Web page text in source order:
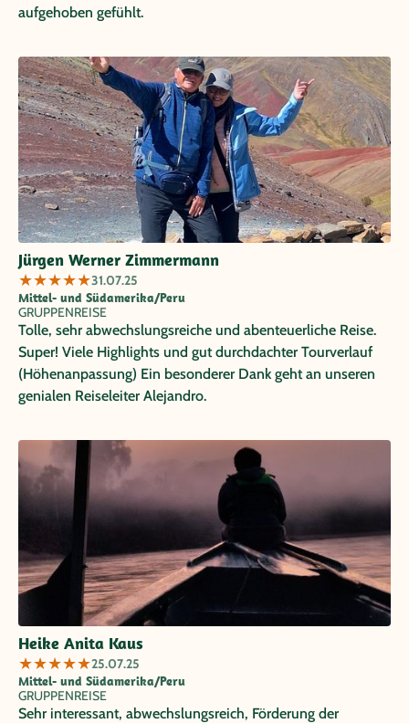
aufgehoben gefühlt.
Jürgen Werner Zimmermann
★★★★★31.07.25
Mittel- und Südamerika/Peru
GRUPPENREISE
Tolle, sehr abwechslungsreiche und abenteuerliche Reise.
Super! Viele Highlights und gut durchdachter Tourverlauf
(Höhenanpassung) Ein besonderer Dank geht an unseren
genialen Reiseleiter Alejandro.
Heike Anita Kaus
★★★★★25.07.25
Mittel- und Südamerika/Peru
GRUPPENREISE
Sehr interessant, abwechslungsreich, Förderung der